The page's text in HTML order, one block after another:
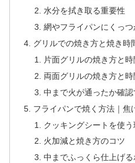
水分を拭き取る重要性
網やフライパンにくっ
グリルでの焼き方と焼き時
片面グリルの焼き方と時
両面グリルの焼き方と時
中まで火が通ったか確
フライパンで焼く方法｜焦
クッキングシートを使う
火加減と焼き方のコツ
中までふっくら仕上げる